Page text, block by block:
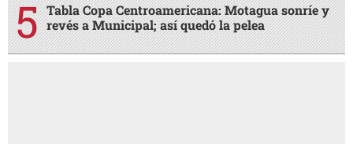
Tabla Copa Centroamericana: Motagua sonríe y
revés a Municipal; así quedó la pelea